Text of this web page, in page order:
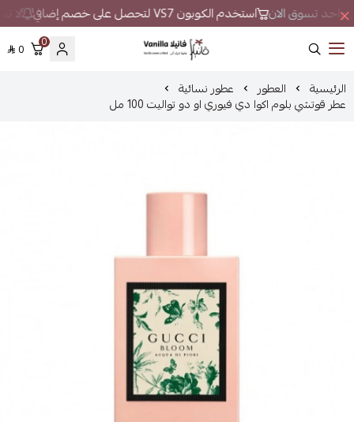
واحد تسوق الان استخدم الكوبون VS7 لتحصل على خصم إضافي لا
فانيلا
0
0
الرئيسية العطور عطور نسائية
عطر قوتشي بلوم اكوا دي فيوري او دو تواليت 100 مل